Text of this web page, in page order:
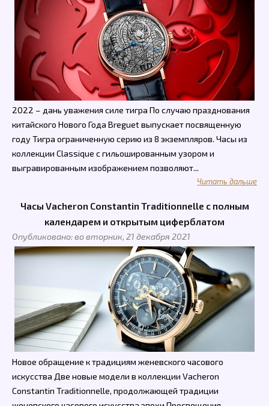
2022 – дань уважения силе тигра По случаю празднования
китайского Нового Года Breguet выпускает посвященную
году Тигра ограниченную серию из 8 экземпляров. Часы из
коллекции Classique с гильошированным узором и
выгравированным изображением позволяют...
Читать дальше
Часы Vacheron Constantin Traditionnelle с полным
календарем и открытым циферблатом
Опубликовано: во вторник, 21 декабря 2021
Новое обращение к традициям женевского часового
искусства Две новые модели в коллекции Vacheron
Constantin Traditionnelle, продолжающей традиции